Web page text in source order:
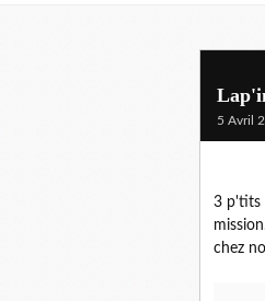
5 Avril
3 p'tits
chez